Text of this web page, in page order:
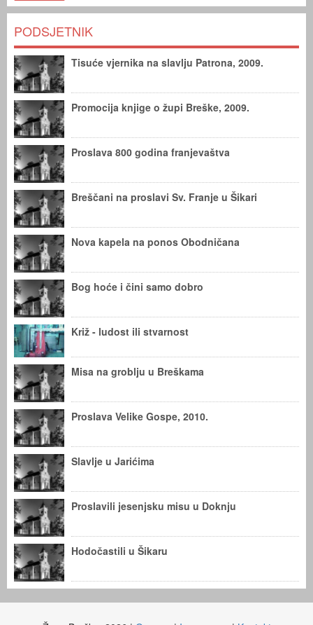
PODSJETNIK
Tisuće vjernika na slavlju Patrona, 2009.
Promocija knjige o župi Breške, 2009.
Proslava 800 godina franjevaštva
Breščani na proslavi Sv. Franje u Šikari
Nova kapela na ponos Obodničana
Bog hoće i čini samo dobro
Križ - ludost ili stvarnost
Misa na groblju u Breškama
Proslava Velike Gospe, 2010.
Slavlje u Jarićima
Proslavili jesenjsku misu u Doknju
Hodočastili u Šikaru